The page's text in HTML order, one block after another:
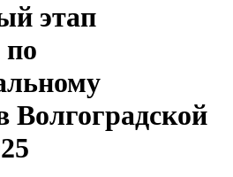
этап
Волгоградской